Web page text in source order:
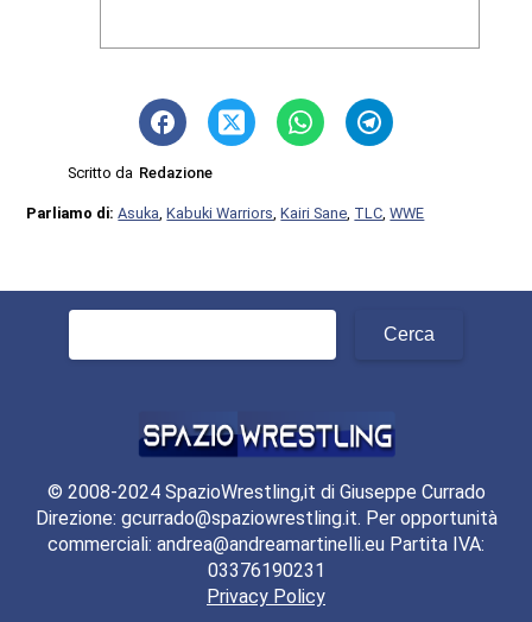
Scritto da Redazione
Parliamo di:Asuka ,Kabuki Warriors ,Kairi Sane TLC ,WWE
© 2008-2024 SpazioWrestling,it di Giuseppe Currado
Direzione: gcurrado@spaziowrestling.it. Per opportunità
commerciali: andrea@andreamartinelli.eu Partita IVA:
03376190231
Privacy Policy